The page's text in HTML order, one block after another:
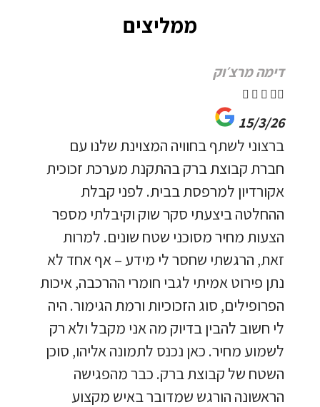
ממליצים
דימה מרצ׳וק
   
15/3/26
ברצוני לשתף בחוויה המצוינת שלנו עם
חברת קבוצת ברק בהתקנת מערכת זכוכית
אקורדיון למרפסת בבית. לפני קבלת
ההחלטה ביצעתי סקר שוק וקיבלתי מספר
הצעות מחיר מסוכני שטח שונים. למרות
זאת, הרגשתי שחסר לי מידע – אף אחד לא
נתן פירוט אמיתי לגבי חומרי ההרכבה, איכות
הפרופילים, סוג הזכוכיות ורמת הגימור. היה
לי חשוב להבין בדיוק מה אני מקבל ולא רק
לשמוע מחיר. כאן נכנס לתמונה אליהו, סוכן
השטח של קבוצת ברק. כבר מהפגישה
הראשונה הורגש שמדובר באיש מקצוע